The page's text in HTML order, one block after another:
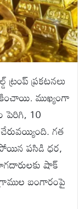
ట్రంప్ ప్రకటనలు
ముఖ్యంగా
పెరిగి, 10
గత
పసిడి ధర,
షాక్
బంగారంపై